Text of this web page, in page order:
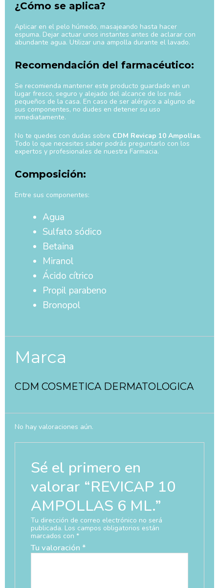
¿Cómo se aplica?
Aplicar en el pelo húmedo, masajeando hasta hacer
espuma. Dejar actuar unos instantes antes de aclarar con
abundante agua. Utilizar una ampolla durante el lavado.
Recomendación del farmacéutico:
Se recomienda mantener este producto guardado en un
lugar fresco, seguro y alejado del alcance de los más
pequeños de la casa. En caso de ser alérgico a alguno de
sus componentes, no dudes en detener su uso
inmediatamente.
No te quedes con dudas sobre CDM Revicap 10 Ampollas.
Todo lo que necesites saber podrás preguntarlo con los
expertos y profesionales de nuestra Farmacia.
Composición:
Entre sus componentes:
Agua
Sulfato sódico
Betaina
Miranol
Ácido cítrico
Propil parabeno
Bronopol
Marca
CDM COSMETICA DERMATOLOGICA
No hay valoraciones aún.
Sé el primero en
valorar “REVICAP 10
AMPOLLAS 6 ML.”
Tu dirección de correo electrónico no será
publicada. Los campos obligatorios están
marcados con *
Tu valoración *